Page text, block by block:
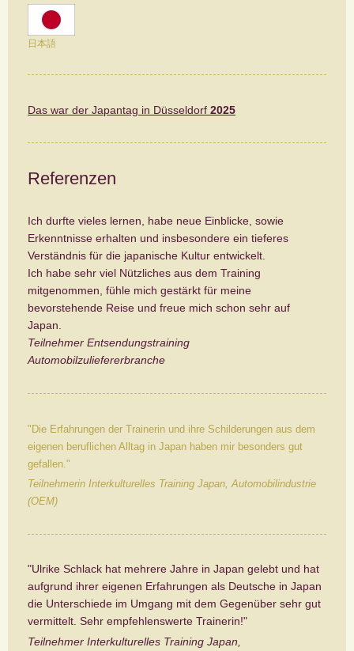
日本語
Das war der Japantag in Düsseldorf 2025
Referenzen
Ich durfte vieles lernen, habe neue Einblicke, sowie
Erkenntnisse erhalten und insbesondere ein tieferes
Verständnis für die japanische Kultur entwickelt.
Ich habe sehr viel Nützliches aus dem Training
mitgenommen, fühle mich gestärkt für meine
bevorstehende Reise und freue mich schon sehr auf
Japan.
Teilnehmer Entsendungstraining
Automobilzuliefererbranche
"Die Erfahrungen der Trainerin und ihre Schilderungen aus dem
eigenen beruflichen Alltag in Japan haben mir besonders gut
gefallen."
Teilnehmerin Interkulturelles Training Japan, Automobilindustrie
(OEM)
"Ulrike Schlack hat mehrere Jahre in Japan gelebt und hat
aufgrund ihrer eigenen Erfahrungen als Deutsche in Japan
die Unterschiede im Umgang mit dem Gegenüber sehr gut
vermittelt. Sehr empfehlenswerte Trainerin!"
Teilnehmer Interkulturelles Training Japan,